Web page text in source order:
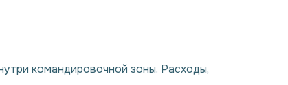
командировочной зоны. Расходы,